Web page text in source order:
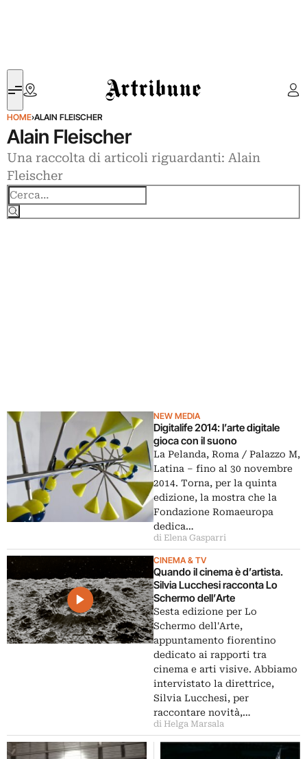
Artribune
HOME›ALAIN FLEISCHER
Alain Fleischer
Una raccolta di articoli riguardanti: Alain
Fleischer
NEW MEDIA
Digitalife 2014: l’arte digitale
gioca con il suono
La Pelanda, Roma / Palazzo M,
Latina – fino al 30 novembre
2014. Torna, per la quinta
edizione, la mostra che la
Fondazione Romaeuropa
dedica…
di Elena Gasparri
CINEMA & TV
Quando il cinema è d’artista.
Silvia Lucchesi racconta Lo
Schermo dell’Arte
Sesta edizione per Lo
Schermo dell'Arte,
appuntamento fiorentino
dedicato ai rapporti tra
cinema e arti visive. Abbiamo
intervistato la direttrice,
Silvia Lucchesi, per
raccontare novità,…
di Helga Marsala